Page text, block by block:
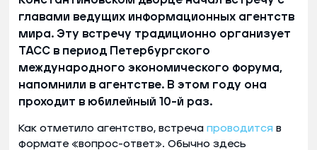
главами ведущих информационных агентств
мира. Эту встречу традиционно организует
ТАСС в период Петербургского
международного экономического форума,
напомнили в агентстве. В этом году она
проходит в юбилейный 10-й раз.
Как отметило агентство, встреча проводится в
формате «вопрос-ответ». Обычно здесь